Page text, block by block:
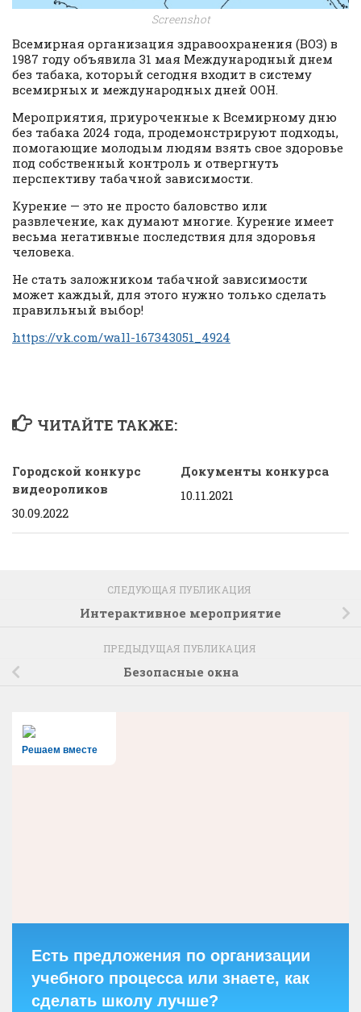
Screenshot
Всемирная организация здравоохранения (ВОЗ) в
1987 году объявила 31 мая Международный днем
без табака, который сегодня входит в систему
всемирных и международных дней ООН.
Мероприятия, приуроченные к Всемирному дню
без табака 2024 года, продемонстрируют подходы,
помогающие молодым людям взять свое здоровье
под собственный контроль и отвергнуть
перспективу табачной зависимости.
Курение — это не просто баловство или
развлечение, как думают многие. Курение имеет
весьма негативные последствия для здоровья
человека.
Не стать заложником табачной зависимости
может каждый, для этого нужно только сделать
правильный выбор!
https://vk.com/wall-167343051_4924
ЧИТАЙТЕ ТАКЖЕ:
Городской конкурс
видеороликов
30.09.2022
Документы конкурса
10.11.2021
СЛЕДУЮЩАЯ ПУБЛИКАЦИЯ
Интерактивное мероприятие
ПРЕДЫДУЩАЯ ПУБЛИКАЦИЯ
Безопасные окна
Решаем вместе
Есть предложения по организации
учебного процесса или знаете, как
сделать школу лучше?